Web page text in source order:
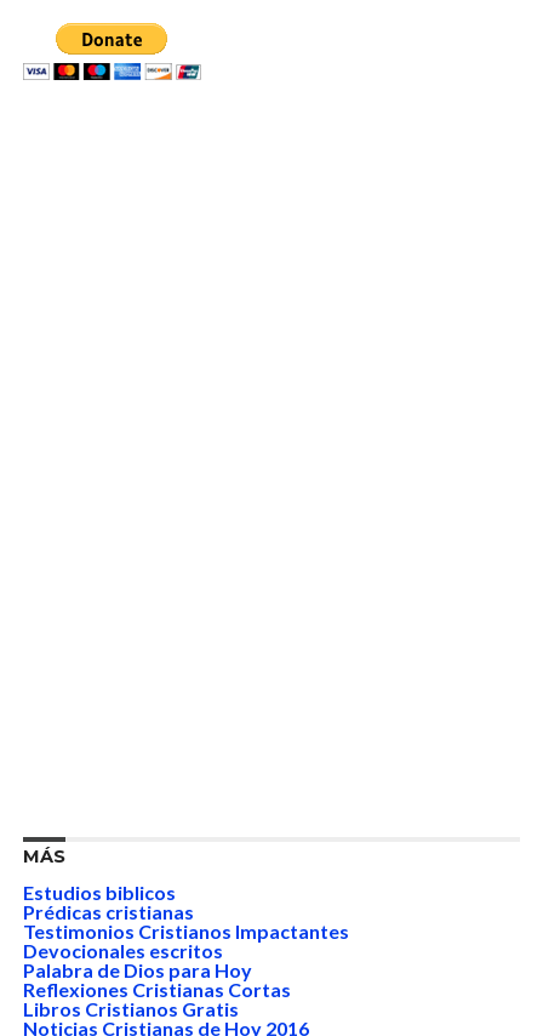
MÁS
Estudios biblicos
Prédicas cristianas
Testimonios Cristianos Impactantes
Devocionales escritos
Palabra de Dios para Hoy
Reflexiones Cristianas Cortas
Libros Cristianos Gratis
Noticias Cristianas de Hoy 2016